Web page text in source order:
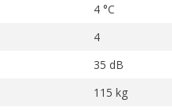
4 °C
4
35 dB
115 kg